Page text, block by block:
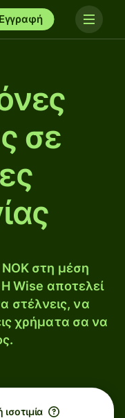
Εγγραφή
σε
στη μέση
Wise αποτελεί
στέλνεις, να
χρήματα σα να